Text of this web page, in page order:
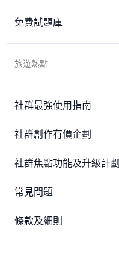
免費試題庫
旅遊熱點
社群最強使用指南
社群創作有價企劃
社群焦點功能及升級計劃
常見問題
條款及細則